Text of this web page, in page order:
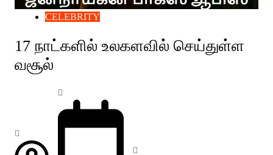
CELEBRITY
17 நாட்களில் உலகளவில் செய்துள்ள
வசூல்